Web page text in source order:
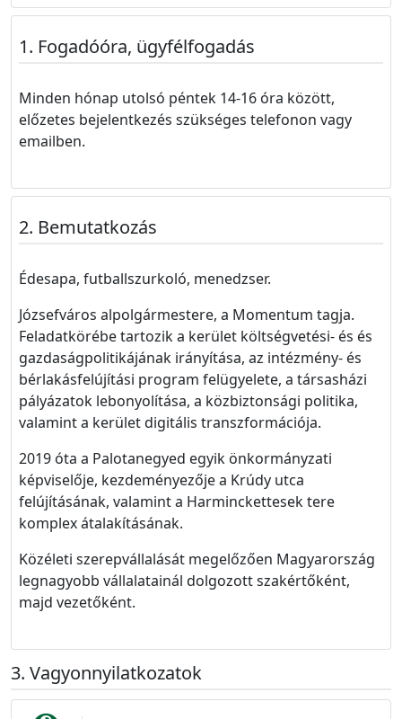
Fogadóóra, ügyfélfogadás
Minden hónap utolsó péntek 14-16 óra között,
előzetes bejelentkezés szükséges telefonon vagy
emailben.
Bemutatkozás
Édesapa, futballszurkoló, menedzser.
Józsefváros alpolgármestere, a Momentum tagja.
Feladatkörébe tartozik a kerület költségvetési- és és
gazdaságpolitikájának irányítása, az intézmény- és
bérlakásfelújítási program felügyelete, a társasházi
pályázatok lebonyolítása, a közbiztonsági politika,
valamint a kerület digitális transzformációja.
2019 óta a Palotanegyed egyik önkormányzati
képviselője, kezdeményezője a Krúdy utca
felújításának, valamint a Harminckettesek tere
komplex átalakításának.
Közéleti szerepvállalását megelőzően Magyarország
legnagyobb vállalatainál dolgozott szakértőként,
majd vezetőként.
Vagyonnyilatkozatok